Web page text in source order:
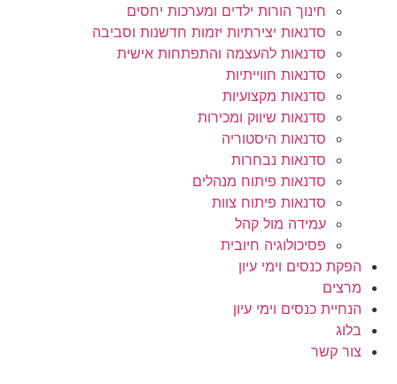
חינוך הורות ילדים ומערכות יחסים
סדנאות יצירתיות יזמות חדשנות וסביבה
סדנאות להעצמה והתפתחות אישית
סדנאות חווייתיות
סדנאות מקצועיות
סדנאות שיווק ומכירות
סדנאות היסטוריה
סדנאות נבחרות
סדנאות פיתוח מנהלים
סדנאות פיתוח צוות
עמידה מול קהל
פסיכולוגיה חיובית
הפקת כנסים וימי עיון
מרצים
הנחיית כנסים וימי עיון
בלוג
צור קשר